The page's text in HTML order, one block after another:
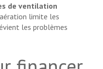
de ventilation
limite les
les problèmes